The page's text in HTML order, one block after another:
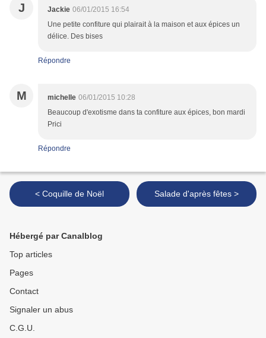
J Jackie 06/01/2015 16:54
Une petite confiture qui plairait à la maison et aux épices un
délice. Des bises
Répondre
M michelle 06/01/2015 10:28
Beaucoup d'exotisme dans ta confiture aux épices, bon mardi
Prici
Répondre
< Coquille de Noël Salade d'après fêtes >
Hébergé par Canalblog
Top articles
Pages
Contact
Signaler un abus
C.G.U.